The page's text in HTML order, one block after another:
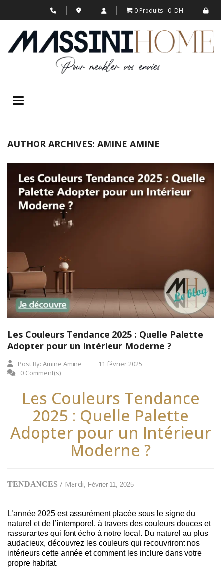
0 Produits 0 DH
Toggle navigation
AUTHOR ARCHIVES: AMINE AMINE
Les Couleurs Tendance 2025 : Quelle Palette
Adopter pour un Intérieur Moderne ?
Post By: Amine Amine
11 février 2025
0 Comment(s)
Les Couleurs Tendance
2025 : Quelle Palette
Adopter pour un Intérieur
Moderne ?
TENDANCES / Mardi, Février 11, 2025
L’année 2025 est assurément placée sous le signe du
naturel et de l’intemporel, à travers des couleurs douces et
rassurantes qui font écho à notre local. Du naturel au plus
audacieux, découvrez les couleurs qui recouvriront nos
intérieurs cette année et comment les inclure dans votre
propre habitat.